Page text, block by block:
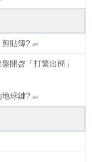
剪貼簿? 409
開啓「打繁出簡」
地球鍵? 384